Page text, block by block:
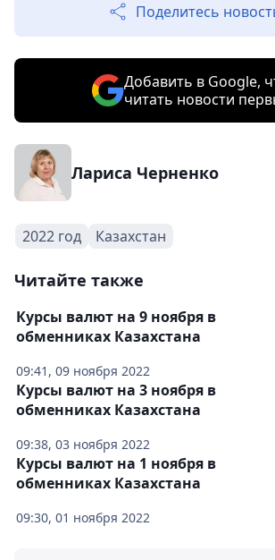
Поделитесь
Добавить в Google,
читать новости
Лариса Черненко
2022 год Казахстан
Читайте также
09:41, 09 ноября 2022
Курсы валют на 9 ноября в
обменниках Казахстана
09:38, 03 ноября 2022
Курсы валют на 3 ноября в
обменниках Казахстана
09:30, 01 ноября 2022
Курсы валют на 1 ноября в
обменниках Казахстана